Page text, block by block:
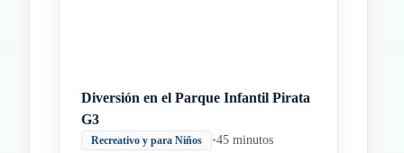
Diversión en el Parque Infantil Pirata
G3
Recreativo y para Niños •45 minutos